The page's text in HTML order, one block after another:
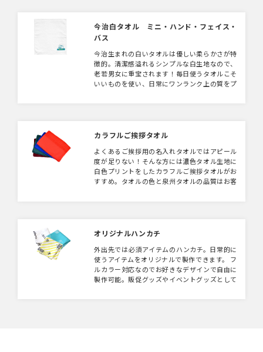
今治白タオル ミニ・ハンド・フェイス・
バス
今治生まれの白いタオルは優しい柔らかさが特
徴的。清潔感溢れるシンプルな白生地なので、
老若男女に重宝されます！毎日使うタオルこそ
いいものを使い、日常にワンランク上の質をプ
カラフルご挨拶タオル
よくあるご挨拶用の名入れタオルではアピール
度が足りない！そんな方には濃色タオル生地に
白色プリントをしたカラフルご挨拶タオルがお
すすめ。タオルの色と泉州タオルの品質はお客
オリジナルハンカチ
外出先では必須アイテムのハンカチ。日常的に
使うアイテムをオリジナルで製作できます。 フ
ルカラー対応なのでお好きなデザインで自由に
製作可能。販促グッズやイベントグッズとして